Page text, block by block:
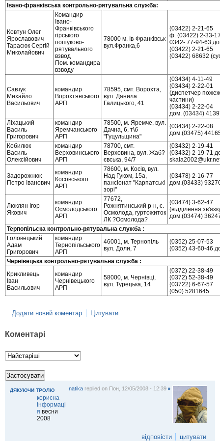
Івано-франківська контрольно-рятувальна служба:
Ковтун Олег
Ярославович
Тарасюк Сергій
Миколайович
Командир
Івано-
Франківського
гірського
пошуково-
рятувального
взвод
Пом. командира
взводу
78000 м. Ів-Франківськ
вул.Франка,6
(03422) 2-21-65
ф. (03422) 2-33-
0342- 77-94-63
(03422) 2-21-65
(03422) 68632
Савчук
Михайло
Васильович
командир
Ворохтянського
АРП
78595, смт. Ворохта,
вул. Данила
Галицького, 41
(03434) 4-11-49
(03434) 2-22-01
(диспетчер
частини)
(03434) 2-22-04
дом. (03434)
Ліхацький
Василь
Григорович
командир
Яремчанського
АРП
78500, м. Яремче, вул.
Дачна, 6, т\б
"Гуцульщина"
(03434) 2-22-08
дом.(03475)
Кобилюк
Василь
Олексійович
командир
Верховинського
АРП
78700, смт.
Верховина, вул. Жаб?
євська, 94/7
(03432) 2-19-41
(03432) 2-19-71
Задорожнюк
Петро Іванович
командир
Косовського
АРП
78600, м. Косів, вул.
Над Гуком, 15а,
пансіонат "Карпатські
зорі"
(03478) 2-16-77
дом.(03433)
Люклян Ігор
Якович
командир
Осмолодського
АРП
77672,
Рожнятинський р-н, с.
Осмолода, гуртожиток
ЛК ?Осмолода?
(03474) 3-62-47
(відділення
дом.(03474)
Терпопільска контрольно-рятувальна служба :
Головецький
Адам
Григорович
командир
Тернопільського
АРП
46001, м. Тернопіль
вул. Доли, 7
(0352) 25-07-53
(0352) 43-60-46
Чернівецька контрольно-рятувальна служба :
Крикливець
Іван
Васильович
командир
Чернівецького
АРП
58000, м. Чернівці,
вул. Турецька, 14
(0372) 22-38-49
(0372) 52-38-49
(03722) 6-67-57
(050) 5281645
Додати новий коментар Цитувати
Коментарі
ДЯКУЮЧИ ТРОЛЮ natikareplied on Пон, 12/05/2008 - 12:39 #
корисна
інформаці
я весни
2008
відповісти цитувати